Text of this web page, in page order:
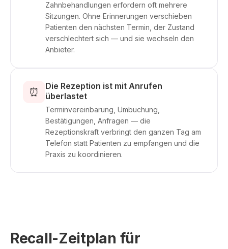
Zahnbehandlungen erfordern oft mehrere
Sitzungen. Ohne Erinnerungen verschieben
Patienten den nächsten Termin, der Zustand
verschlechtert sich — und sie wechseln den
Anbieter.
⏰
Die Rezeption ist mit Anrufen
überlastet
Terminvereinbarung, Umbuchung,
Bestätigungen, Anfragen — die
Rezeptionskraft verbringt den ganzen Tag am
Telefon statt Patienten zu empfangen und die
Praxis zu koordinieren.
Recall-Zeitplan für